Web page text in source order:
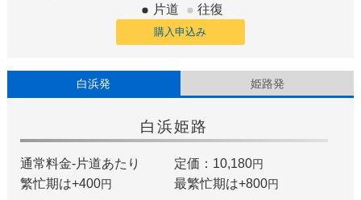
片道 往復
購入申込み
白浜発 姫路発
白浜姫路
通常料金-片道あたり 定価：10,180円
繁忙期は+400円 最繁忙期は+800円